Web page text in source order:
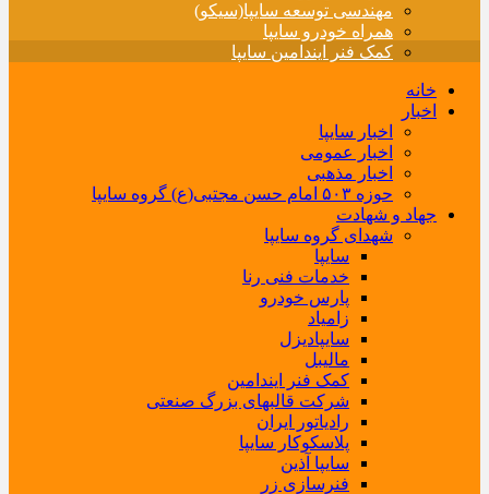
مهندسی توسعه سایپا(سیکو)
همراه خودرو سایپا
کمک فنر ایندامین سایپا
خانه
اخبار
اخبار سایپا
اخبار عمومی
اخبار مذهبی
حوزه ۵۰۳ امام حسن مجتبی(ع) گروه سایپا
جهاد و شهادت
شهدای گروه سایپا
سایپا
خدمات فنی رنا
پارس خودرو
زامیاد
سایپادیزل
مالیبل
کمک فنر ایندامین
شرکت قالبهای بزرگ صنعتی
رادیاتور ایران
پلاسکوکار سایپا
سایپا آذین
فنرسازی زر